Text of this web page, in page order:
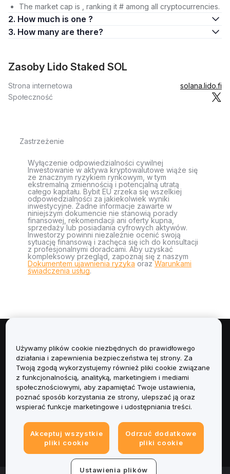
The market cap is , ranking it # among all cryptocurrencies.
2. How much is one ?
3. How many are there?
Zasoby Lido Staked SOL
Strona internetowa
solana.lido.fi
Społeczność
Zastrzeżenie
Wyłączenie odpowiedzialności cywilnej
Inwestowanie w aktywa kryptowalutowe wiąże się
ze znacznym ryzykiem rynkowym, w tym
ekstremalną zmiennością i potencjalną utratą
całego kapitału. Bybit EU zrzeka się wszelkiej
odpowiedzialności za jakiekolwiek wyniki
inwestycyjne. Żadne informacje zawarte w
niniejszym dokumencie nie stanowią porady
finansowej, rekomendacji ani oferty kupna,
sprzedaży lub posiadania cyfrowych aktywów.
Inwestorzy powinni niezależnie ocenić swoją
sytuację finansową i zachęca się ich do konsultacji
z profesjonalnymi doradcami. Aby uzyskać
kompleksowy przegląd, zapoznaj się z naszym
Dokumentem ujawnienia ryzyka orazWarunkami
świadczenia usług.
Informacje
Usługi
Obsługa Klienta
Informacje prawne
Używamy plików cookie niezbędnych do prawidłowego
działania i zapewnienia bezpieczeństwa tej strony. Za
Twoją zgodą wykorzystujemy również pliki cookie związane
z funkcjonalnością, analityką, marketingiem i mediami
społecznościowymi, aby zapamiętać Twoje ustawienia,
poznać sposób korzystania ze strony, ulepszać ją oraz
wspierać funkcje marketingowe i udostępniania treści.
Akceptuj wszystkie
pliki cookie
Odrzuć dodatkowe
pliki cookie
Ustawienia plików